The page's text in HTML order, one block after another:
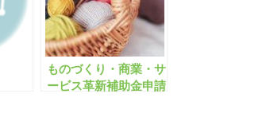
ものづくり・商業・サ
ービス革新補助金申請